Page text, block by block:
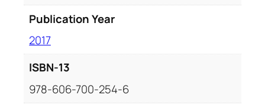
Publication Year
2017
ISBN-13
978-606-700-254-6